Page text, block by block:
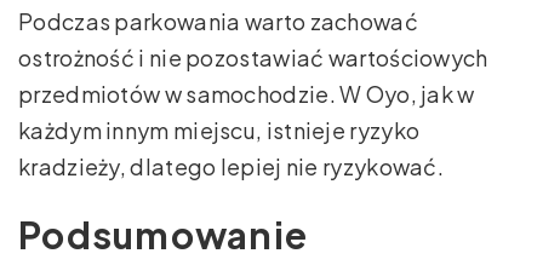
Podczas parkowania warto zachować
ostrożność i nie pozostawiać wartościowych
przedmiotów w samochodzie. W Oyo, jak w
każdym innym miejscu, istnieje ryzyko
kradzieży, dlatego lepiej nie ryzykować.
Podsumowanie